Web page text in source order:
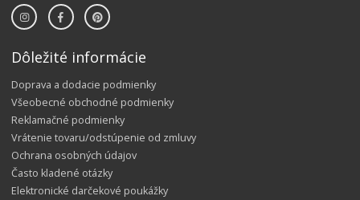
Dôležité informácie
Doprava a dodacie podmienky
Všeobecné obchodné podmienky
Reklamačné podmienky
Vrátenie tovaru/odstúpenie od zmluvy
Ochrana osobných údajov
Často kladené otázky
Elektronické darčekové poukážky